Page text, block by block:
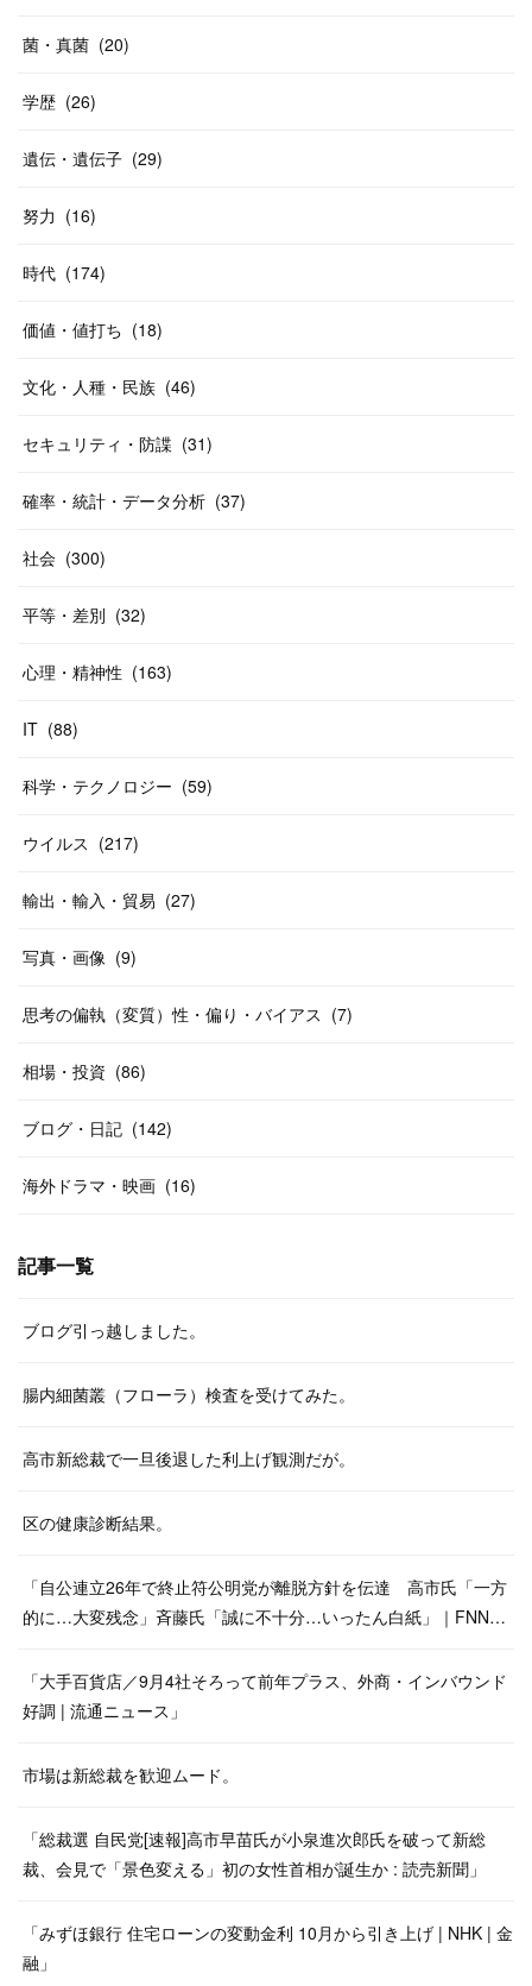
菌・真菌 (20)
学歴 (26)
遺伝・遺伝子 (29)
努力 (16)
時代 (174)
価値・値打ち (18)
文化・人種・民族 (46)
セキュリティ・防諜 (31)
確率・統計・データ分析 (37)
社会 (300)
平等・差別 (32)
心理・精神性 (163)
IT (88)
科学・テクノロジー (59)
ウイルス (217)
輸出・輸入・貿易 (27)
写真・画像 (9)
思考の偏執（変質）性・偏り・バイアス (7)
相場・投資 (86)
ブログ・日記 (142)
海外ドラマ・映画 (16)
記事一覧
ブログ引っ越しました。
腸内細菌叢（フローラ）検査を受けてみた。
高市新総裁で一旦後退した利上げ観測だが。
区の健康診断結果。
「自公連立26年で終止符公明党が離脱方針を伝達 高市氏「一方
的に…大変残念」斉藤氏「誠に不十分…いったん白紙」｜FNN…
「大手百貨店／9月4社そろって前年プラス、外商・インバウンド
好調 | 流通ニュース」
市場は新総裁を歓迎ムード。
「総裁選 自民党[速報]高市早苗氏が小泉進次郎氏を破って新総
裁、会見で「景色変える」初の女性首相が誕生か : 読売新聞」
「みずほ銀行 住宅ローンの変動金利 10月から引き上げ | NHK | 金
融」